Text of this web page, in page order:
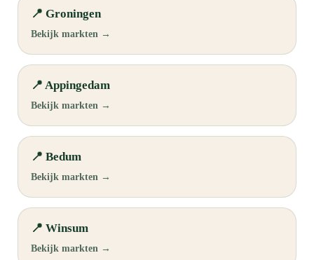
📍 Groningen
Bekijk markten →
📍 Appingedam
Bekijk markten →
📍 Bedum
Bekijk markten →
📍 Winsum
Bekijk markten →